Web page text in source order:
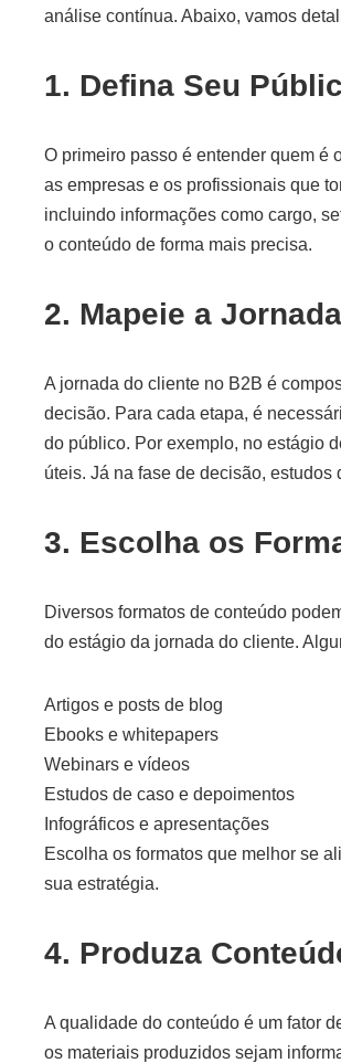
análise contínua. Abaixo, vamos
1. Defina Seu
O primeiro passo é entender quem é
as empresas e os profissionais que
incluindo informações como cargo,
o conteúdo de forma mais precisa.
2. Mapeie a
A jornada do cliente no B2B é
decisão. Para cada etapa, é
do público. Por exemplo, no estágio
úteis. Já na fase de decisão,
3. Escolha os
Diversos formatos de conteúdo
do estágio da jornada do cliente.
Artigos e posts de blog
Ebooks e whitepapers
Webinars e vídeos
Estudos de caso e depoimentos
Infográficos e apresentações
Escolha os formatos que melhor se
sua estratégia.
4. Produza
A qualidade do conteúdo é um fator
os materiais produzidos sejam